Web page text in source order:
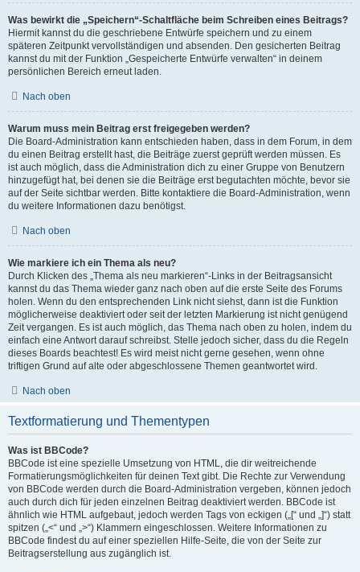
Was bewirkt die „Speichern“-Schaltfläche beim Schreiben eines Beitrags?
Hiermit kannst du die geschriebene Entwürfe speichern und zu einem
späteren Zeitpunkt vervollständigen und absenden. Den gesicherten Beitrag
kannst du mit der Funktion „Gespeicherte Entwürfe verwalten“ in deinem
persönlichen Bereich erneut laden.
Nach oben
Warum muss mein Beitrag erst freigegeben werden?
Die Board-Administration kann entschieden haben, dass in dem Forum, in dem
du einen Beitrag erstellt hast, die Beiträge zuerst geprüft werden müssen. Es
ist auch möglich, dass die Administration dich zu einer Gruppe von Benutzern
hinzugefügt hat, bei denen sie die Beiträge erst begutachten möchte, bevor sie
auf der Seite sichtbar werden. Bitte kontaktiere die Board-Administration, wenn
du weitere Informationen dazu benötigst.
Nach oben
Wie markiere ich ein Thema als neu?
Durch Klicken des „Thema als neu markieren“-Links in der Beitragsansicht
kannst du das Thema wieder ganz nach oben auf die erste Seite des Forums
holen. Wenn du den entsprechenden Link nicht siehst, dann ist die Funktion
möglicherweise deaktiviert oder seit der letzten Markierung ist nicht genügend
Zeit vergangen. Es ist auch möglich, das Thema nach oben zu holen, indem du
einfach eine Antwort darauf schreibst. Stelle jedoch sicher, dass du die Regeln
dieses Boards beachtest! Es wird meist nicht gerne gesehen, wenn ohne
triftigen Grund auf alte oder abgeschlossene Themen geantwortet wird.
Nach oben
Textformatierung und Thementypen
Was ist BBCode?
BBCode ist eine spezielle Umsetzung von HTML, die dir weitreichende
Formatierungsmöglichkeiten für deinen Text gibt. Die Rechte zur Verwendung
von BBCode werden durch die Board-Administration vergeben, können jedoch
auch durch dich für jeden einzelnen Beitrag deaktiviert werden. BBCode ist
ähnlich wie HTML aufgebaut, jedoch werden Tags von eckigen („[“ und „]“) statt
spitzen („<“ und „>“) Klammern eingeschlossen. Weitere Informationen zu
BBCode findest du auf einer speziellen Hilfe-Seite, die von der Seite zur
Beitragserstellung aus zugänglich ist.